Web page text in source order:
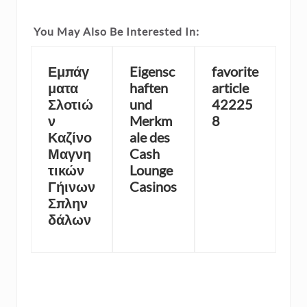
You May Also Be Interested In:
Εμπάγ
ματα
Σλοτιώ
ν
Καζίνο
Μαγνη
τικών
Γήινων
Σπλην
δάλων
Eigensc
haften
und
Merkm
ale des
Cash
Lounge
Casinos
favorite
article
42225
8